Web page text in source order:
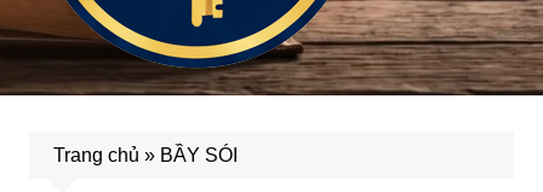
Trang chủ » BẦY SÓI